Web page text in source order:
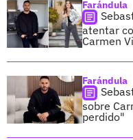
Farándula
atentar
Carmen
Farándula
sobre
perdido"